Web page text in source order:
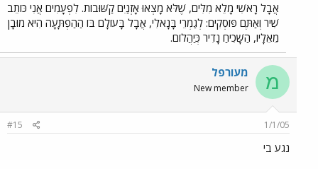
אֲבָל רָאשִׁי מָלֵא מִלִּים, שֶׁלֹּא מָצְאוּ אָזְנַיִם קַשּׁוּבוֹת. לִפְעָמִים אֲנִי כּוֹתֵב
שִׁיר וְאַתֶּם פּוֹסְקִים: לְגַמְרֵי בָּנָאלִי, אֲבָל בָּעוֹלָם בּוֹ הַהַפְתָּעָה הִיא מוּבָן
מֵאֵלָיו, הַשָּׁכִיחַ נָדִיר כְּיַהֲלוֹם.
מ מעורפל
New member
1/1/05
#15
נגע בי